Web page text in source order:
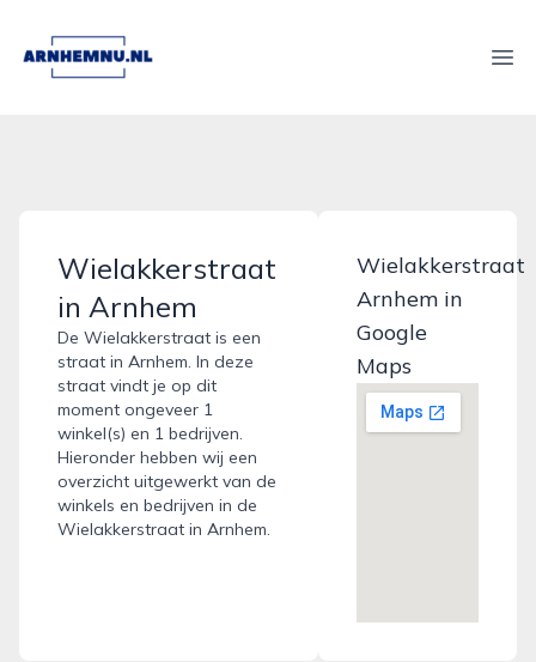
arnhemnu.nl
Wielakkerstraat
in Arnhem
De Wielakkerstraat is een
straat in Arnhem. In deze
straat vindt je op dit
moment ongeveer 1
winkel(s) en 1 bedrijven.
Hieronder hebben wij een
overzicht uitgewerkt van de
winkels en bedrijven in de
Wielakkerstraat in Arnhem.
Wielakkerstraat
Arnhem in
Google
Maps